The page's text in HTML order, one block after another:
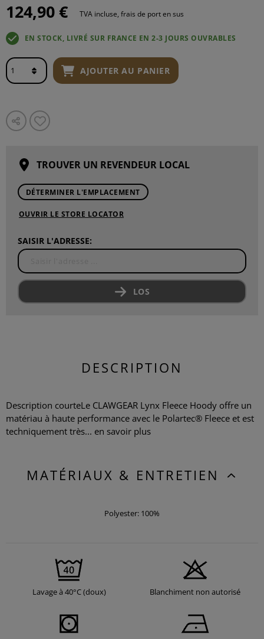
124,90 € TVA incluse, frais de port en sus
EN STOCK, LIVRÉ SUR FRANCE EN 2-3 JOURS OUVRABLES
AJOUTER AU PANIER
TROUVER UN REVENDEUR LOCAL
DÉTERMINER L'EMPLACEMENT
OUVRIR LE STORE LOCATOR
SAISIR L'ADRESSE:
LOS
DESCRIPTION
Description courteLe CLAWGEAR Lynx Fleece Hoody offre un
matériau à haute performance avec le Polartec® Fleece et est
techniquement très... en savoir plus
MATÉRIAUX & ENTRETIEN
Polyester: 100%
Lavage à 40°C (doux) Blanchiment non autorisé